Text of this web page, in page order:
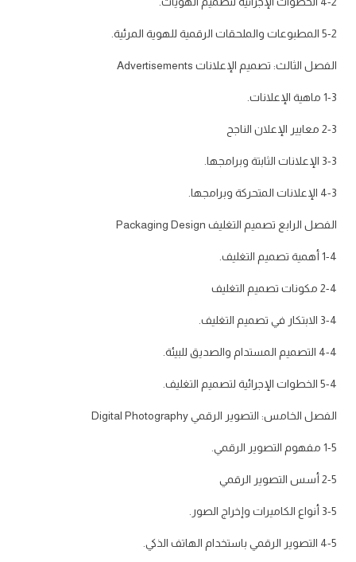
5-2 المطبوعات والملحقات الرقمية للهوية المرئية.
الفصل الثالث: تصميم الإعلانات Advertisements
1-3 ماهية الإعلانات.
2-3 معايير الإعلان الناجح
3-3 الإعلانات الثابتة وبرامجها.
4-3 الإعلانات المتحركة وبرامجها.
الفصل الرابع تصميم التغليف Packaging Design
1-4 أهمية تصميم التغليف.
2-4 مكونات تصميم التغليف
3-4 الابتكار في تصميم التغليف.
4-4 التصميم المستدام والصديق للبيئة.
5-4 الخطوات الإجرائية لتصميم التغليف.
الفصل الخامس: التصوير الرقمي Digital Photography
1-5 مفهوم التصوير الرقمي.
2-5 أسس التصوير الرقمي
3-5 أنواع الكاميرات وإخراج الصور.
4-5 التصوير الرقمي باستخدام الهاتف الذكي.